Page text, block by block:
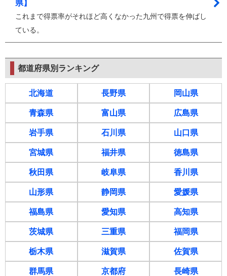
県】
これまで得票率がそれほど高くなかった九州で得票を伸ばし
ている。
都道府県別ランキング
北海道
青森県
岩手県
宮城県
秋田県
山形県
福島県
茨城県
栃木県
群馬県
長野県
富山県
石川県
福井県
岐阜県
静岡県
愛知県
三重県
滋賀県
京都府
岡山県
広島県
山口県
徳島県
香川県
愛媛県
高知県
福岡県
佐賀県
長崎県